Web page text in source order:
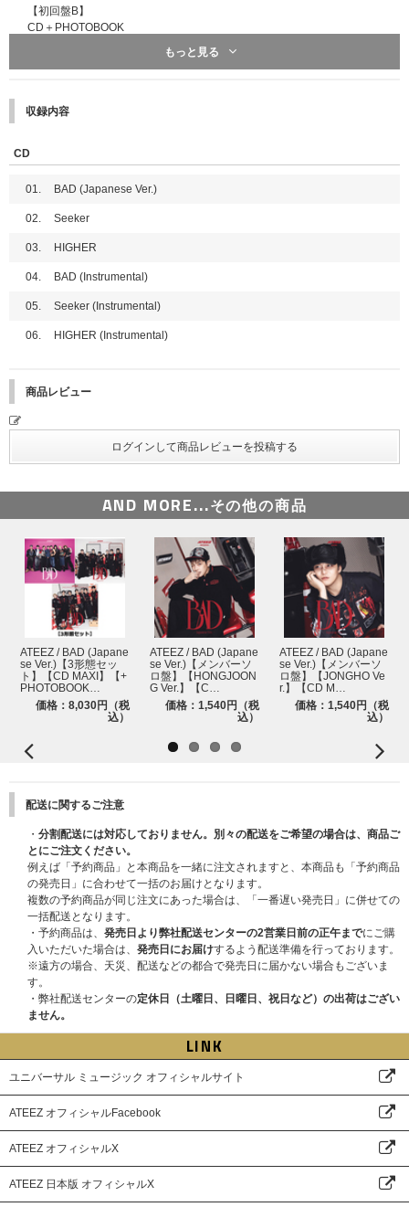
■応募期間
【A】オフラインイベントご招待、【B】スペシャル特典プレゼント企画！
はそれぞれ応募期間が異なります。
【1回目】
イン会（全日程）
応募期間：
【2回目】
対象：メンバー別サイン会（全日程）、メンバー別グッドタッチ会（全日
程）、【ATEEZ JAPAN OFFICIAL FANCLUB会員限定】ATINY公式パパラッ
応募期間：2026年8月3日（月）10:00～2026年8月10日（月）09:00
【3回目】
程）
応募期間：
2026年8月10日（月）10:00～2026年8月17日（月）09:00
【4回目】
す。余裕を持ってご応募ください。
※上記応募期間以外はご応募いただけません。あらかじめご了承ください。
※商品が届かない、受け取れない等の理由を含め、いかなる場合も上記応募
※オンラインショップにてご購入の方は、商品受取日と上記スケジュールを
必ずご自身でご確認の上、ご購入・ご応募ください。
その他詳細はこちらをご確認ください。
※初回プレス分のみの封入特典となります。初回分終了後も商品ページの表
記の変更はございません。ご了承ください。
【初回盤B】
CD＋PHOTOBOOK
もっと見る
収録内容
CD
01. BAD (Japanese Ver.)
02. Seeker
03. HIGHER
04. BAD (Instrumental)
05. Seeker (Instrumental)
06. HIGHER (Instrumental)
商品レビュー
AND MORE...その他の商品
ATEEZ / BAD (Japane
se Ver.)【3形態セッ
ト】【CD MAXI】【+
PHOTOBOOK…
価格：8,030円（税
込）
ATEEZ / BAD (Japane
se Ver.)【メンバーソ
ロ盤】【HONGJOON
G Ver.】【C…
価格：1,540円（税
込）
ATEEZ / BAD (Japane
se Ver.)【メンバーソ
ロ盤】【JONGHO Ve
r.】【CD M…
価格：1,540円（税
込）
配送に関するご注意
・ 分割配送には対応しておりません。別々の配送をご希望の場合は、商品ご
とにご注文ください。
例えば「予約商品」と本商品を一緒に注文されますと、本商品も「予約商品
の発売日」に合わせて一括のお届けとなります。
複数の予約商品が同じ注文にあった場合は、「一番遅い発売日」に併せての
一括配送となります。
・予約商品は、 発売日より弊社配送センターの2営業日前の正午までにご購
入いただいた場合は、 発売日にお届けするよう配送準備を行っております。
※遠方の場合、天災、配送などの都合で発売日に届かない場合もございま
す。
・弊社配送センターの定休日（土曜日、日曜日、祝日など）の出荷はござい
ません。
LINK
ユニバーサル ミュージック オフィシャルサイト
ATEEZ オフィシャルFacebook
ATEEZ オフィシャルX
ATEEZ 日本版 オフィシャルX